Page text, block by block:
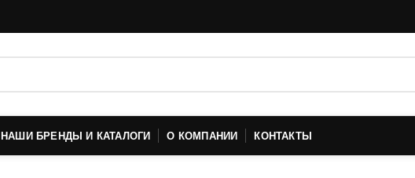
НАШИ БРЕНДЫ И КАТАЛОГИ О КОМПАНИИ КОНТАКТЫ